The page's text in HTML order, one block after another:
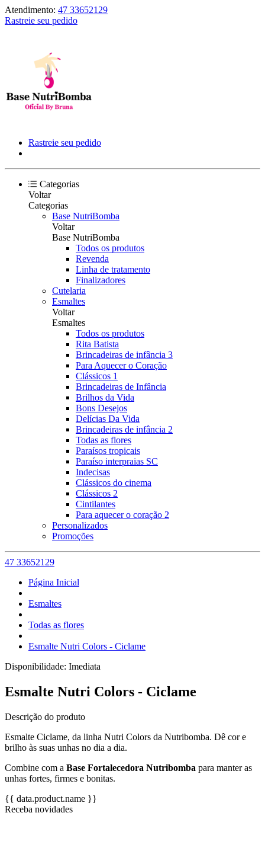
Atendimento: 47 33652129
Rastreie seu pedido
Rastreie seu pedido
Categorias
Voltar
Categorias
Base NutriBomba
Voltar
Base NutriBomba
Todos os produtos
Revenda
Linha de tratamento
Finalizadores
Cutelaria
Esmaltes
Voltar
Esmaltes
Todos os produtos
Rita Batista
Brincadeiras de infância 3
Para Aquecer o Coração
Clássicos 1
Brincadeiras de Infância
Brilhos da Vida
Bons Desejos
Delícias Da Vida
Brincadeiras de infância 2
Todas as flores
Paraísos tropicais
Paraíso interpraias SC
Indecisas
Clássicos do cinema
Clássicos 2
Cintilantes
Para aquecer o coração 2
Personalizados
Promoções
47 33652129
Página Inicial
Esmaltes
Todas as flores
Esmalte Nutri Colors - Ciclame
Disponibilidade: Imediata
Esmalte Nutri Colors - Ciclame
Descrição do produto
Esmalte Ciclame, da linha Nutri Colors da Nutribomba. Dê cor e
brilho às suas unhas no dia a dia.
Combine com a Base Fortalecedora Nutribomba para manter as
unhas fortes, firmes e bonitas.
{{ data.product.name }}
Receba novidades